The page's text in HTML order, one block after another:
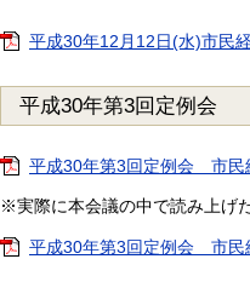
平成30年12月12日(水)市民
平成30年第3回定例会
平成30年第3回定例会 市民
※実際に本会議の中で読み上げ
平成30年第3回定例会 市民